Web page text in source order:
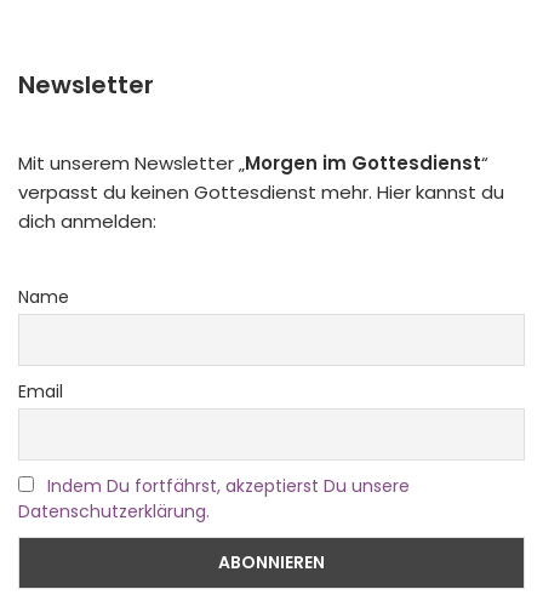
Newsletter
Mit unserem Newsletter „Morgen im Gottesdienst“
verpasst du keinen Gottesdienst mehr. Hier kannst du
dich anmelden:
Name
Email
Indem Du fortfährst, akzeptierst Du unsere
Datenschutzerklärung.